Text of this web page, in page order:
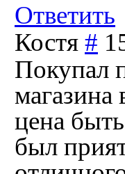
Ответить
Костя #
Покупал
магазина
цена
был